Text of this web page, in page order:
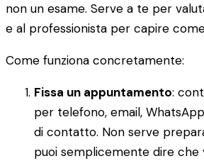
non un esame. Serve a te per
e al professionista per capire
Come funziona concretamente:
Fissa un appuntamento:
per telefono, email,
di contatto. Non serve
puoi semplicemente dire